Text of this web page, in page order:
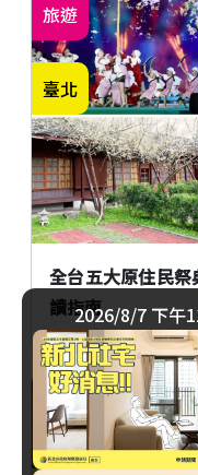
全台五大原住民
讀指南
旅遊
臺北
旅遊
2026/8/7 下午